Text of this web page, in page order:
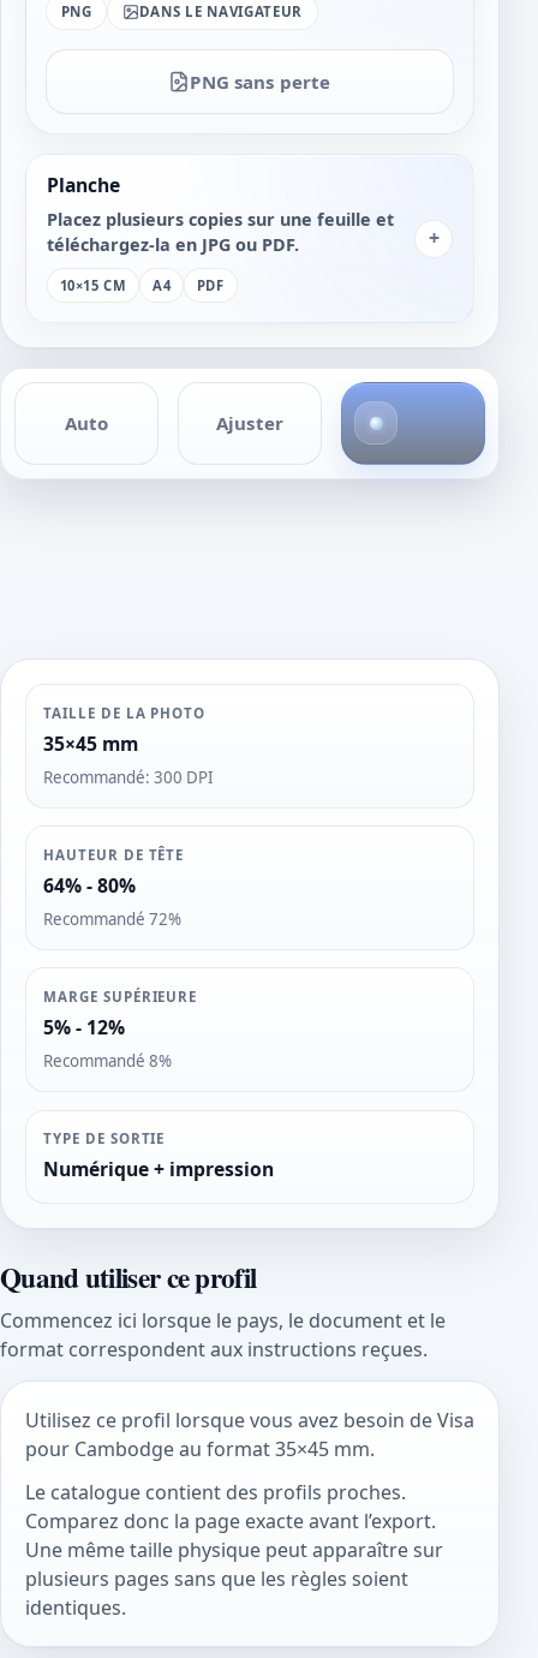
PNG DANS LE NAVIGATEUR
PNG sans perte
Planche
Placez plusieurs copies sur une feuille et
téléchargez-la en JPG ou PDF.
10×15 CM A4 PDF
+
Auto Ajuster
TAILLE DE LA PHOTO
35×45 mm
Recommandé: 300 DPI
HAUTEUR DE TÊTE
64% - 80%
Recommandé 72%
MARGE SUPÉRIEURE
5% - 12%
Recommandé 8%
TYPE DE SORTIE
Numérique + impression
Quand utiliser ce profil
Commencez ici lorsque le pays, le document et le
format correspondent aux instructions reçues.
Utilisez ce profil lorsque vous avez besoin de Visa
pour Cambodge au format 35×45 mm.
Le catalogue contient des profils proches.
Comparez donc la page exacte avant l’export.
Une même taille physique peut apparaître sur
plusieurs pages sans que les règles soient
identiques.